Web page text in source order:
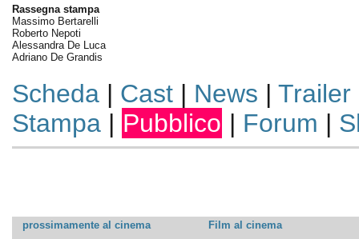
Rassegna stampa
Massimo Bertarelli
Roberto Nepoti
Alessandra De Luca
Adriano De Grandis
Scheda| Cast| News | Trailer
Stampa| Pubblico | Forum |
prossimamente al cinema
Film al cinema